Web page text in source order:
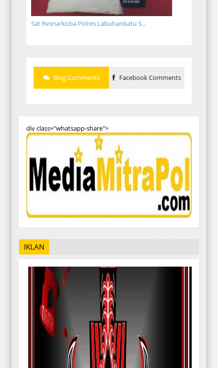
Sat Resnarkoba Polres Labuhanbatu S...
Blog Comments Facebook Comments
div class="whatsapp-share">
IKLAN